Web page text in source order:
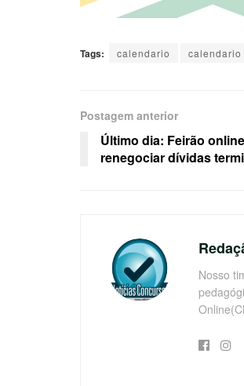
Tags: calendario calendario
Postagem anterior
Último dia: Feirão
renegociar dívidas
Nosso